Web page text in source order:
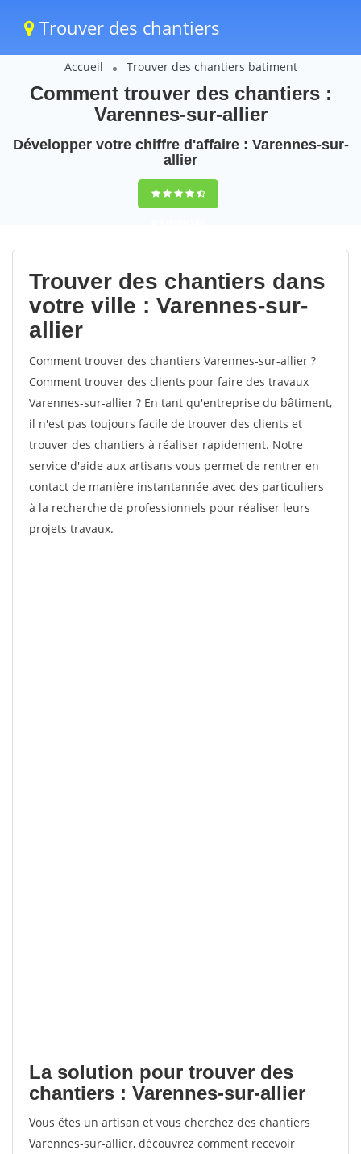
Trouver des chantiers
Accueil Trouver des chantiers batiment
Comment trouver des chantiers :
Varennes-sur-allier
Développer votre chiffre d'affaire : Varennes-sur-
allier
9,5(100%)49
votes
Trouver des chantiers dans
votre ville : Varennes-sur-
allier
Comment trouver des chantiers Varennes-sur-allier ?
Comment trouver des clients pour faire des travaux
Varennes-sur-allier ? En tant qu'entreprise du bâtiment,
il n'est pas toujours facile de trouver des clients et
trouver des chantiers à réaliser rapidement. Notre
service d'aide aux artisans vous permet de rentrer en
contact de manière instantannée avec des particuliers
à la recherche de professionnels pour réaliser leurs
projets travaux.
La solution pour trouver des
chantiers : Varennes-sur-allier
Vous êtes un artisan et vous cherchez des chantiers
Varennes-sur-allier, découvrez comment recevoir